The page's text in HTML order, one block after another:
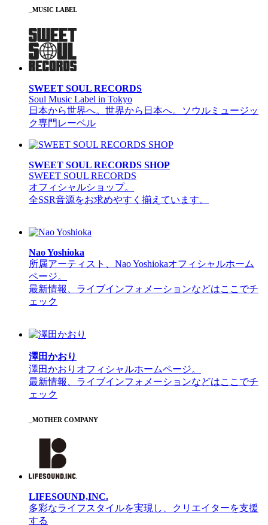
_MUSIC LABEL
SWEET SOUL RECORDS
Soul Music Label in Tokyo
日本から世界へ。世界から日本へ。ソウルミュージッ
ク専門レーベル
SWEET SOUL RECORDS SHOP
SWEET SOUL RECORDS
オフィシャルショップ。
全SSR音源をお求めやすく揃えています。
Nao Yoshioka
所属アーティスト、Nao Yoshiokaオフィシャルホーム
ページ。
最新情報、ライブインフォメーションなどはここでチ
ェック
澤田かおり
澤田かおりオフィシャルホームページ。
最新情報、ライブインフォメーションなどはここでチ
ェック
_MOTHER COMPANY
LIFESOUND,INC.
多彩なライフスタイルを実現し、クリエイターを支援
する